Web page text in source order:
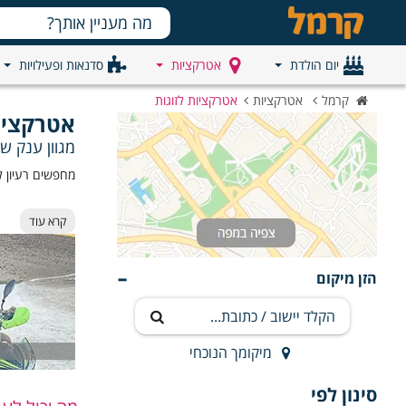
יום הולדת אטרקציות סדנאות ופעילויות
קרמל אטרקציות אטרקציות לזוגות
מגוון ענק
מחפשים רעיון
בפורטל
תוכלו ליהנות
פעילויות
לא משנה אם
הפעילות
חוויות
קרא עוד
הזן מיקום
מיקומך הנוכחי
סינון לפי